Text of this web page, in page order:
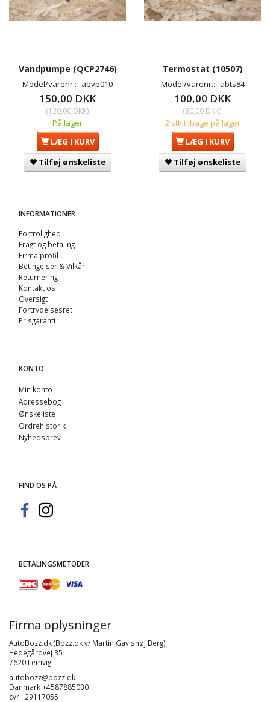
Vandpumpe (QCP2746)
Model/varenr.: abvp010
150,00 DKK
(120,00 DKK)
På lager
LÆG I KURV
Tilføj ønskeliste
Termostat (10507)
Model/varenr.: abts84
100,00 DKK
(80,00 DKK)
2 stk tilbage på lager
LÆG I KURV
Tilføj ønskeliste
INFORMATIONER
Fortrolighed
Fragt og betaling
Firma profil
Betingelser & Vilkår
Returnering
Kontakt os
Oversigt
Fortrydelsesret
Prisgaranti
KONTO
Min konto
Adressebog
Ønskeliste
Ordrehistorik
Nyhedsbrev
FIND OS PÅ
BETALINGSMETODER
Firma oplysninger
AutoBozz.dk (Bozz.dk v/ Martin Gavlshøj Berg)
Hedegårdvej 35
7620 Lemvig
autobozz@bozz.dk
Danmark +4587885030
cvr : 29117055